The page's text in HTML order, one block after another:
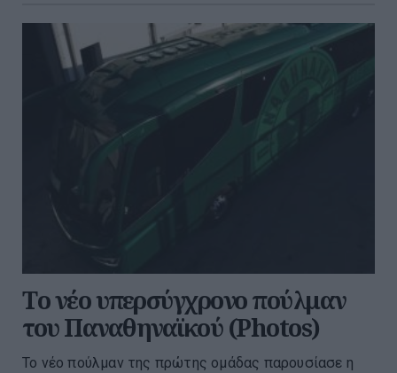
Tο νέο υπερσύγχρονο πούλμαν
του Παναθηναϊκού (Photos)
Το νέο πούλμαν της πρώτης ομάδας παρουσίασε η